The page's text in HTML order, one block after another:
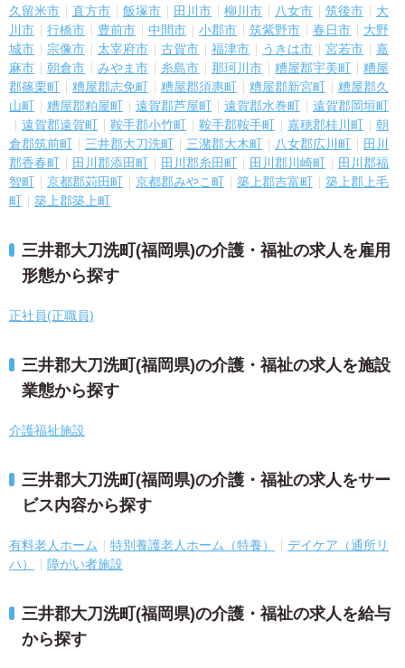
久留米市
直方市 飯塚市 田川市 柳川市 八女市 筑後市
大
川市
行橋市 豊前市 中間市 小郡市 筑紫野市 春日市
大野
城市
宗像市 太宰府市 古賀市 福津市 うきは市 宮若市
嘉
麻市
朝倉市 みやま市 糸島市 那珂川市 糟屋郡宇美町
糟屋
郡篠栗町
糟屋郡志免町 糟屋郡須惠町 糟屋郡新宮町
糟屋郡久
山町
糟屋郡粕屋町 遠賀郡芦屋町 遠賀郡水巻町
遠賀郡岡垣町
遠賀郡遠賀町
鞍手郡小竹町 鞍手郡鞍手町 嘉穂郡桂川町
朝
倉郡筑前町
三井郡大刀洗町 三潴郡大木町 八女郡広川町
田川
郡香春町
田川郡添田町 田川郡糸田町 田川郡川崎町
田川郡福
智町
京都郡苅田町 京都郡みやこ町 築上郡吉富町
築上郡上毛
町
築上郡築上町
三井郡大刀洗町(福岡県)の介護・福祉の求人を雇用
形態から探す
正社員(正職員)
三井郡大刀洗町(福岡県)の介護・福祉の求人を施設
業態から探す
介護福祉施設
三井郡大刀洗町(福岡県)の介護・福祉の求人をサー
ビス内容から探す
有料老人ホーム 特別養護老人ホーム（特養）
デイケア（通所リ
ハ）
障がい者施設
三井郡大刀洗町(福岡県)の介護・福祉の求人を給与
から探す